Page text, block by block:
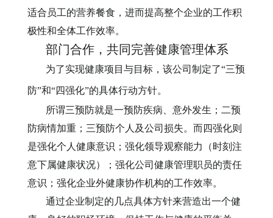
适合员工的营养餐食，进而提高整个企业的工作积
极性和全体工作效率。
部门合作，共同完善健康管理体系
为了实现健康项目与目标，该公司制定了“三预
防”和“四强化”的具体行动方针。
所谓三预防就是一预防疾病、意外发生；二预
防病情加重；三预防个人及公司损失。而四强化则
是强化个人健康意识；强化领导观察能力（时刻注
意下属健康状况）；强化公司健康管理职员的责任
意识；强化企业外健康协作机构的工作效率。
通过企业制定的几点具体方针来营造出一个健